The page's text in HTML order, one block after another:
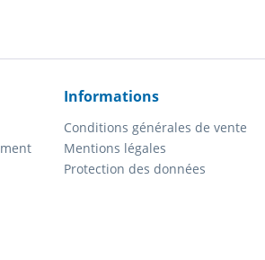
Informations
Conditions générales de vente
Mentions légales
Protection des données